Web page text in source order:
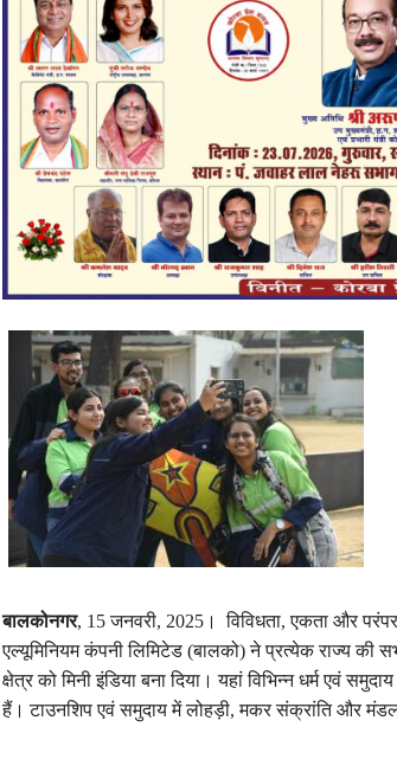
बालकोनगर, 15 जनवरी, 2025। विविधता, एकता और
एल्यूमिनियम कंपनी लिमिटेड (बालको) ने प्रत्येक राज्य की
क्षेत्र को मिनी इंडिया बना दिया। यहां विभिन्न धर्म एवं
हैं। टाउनशिप एवं समुदाय में लोहड़ी, मकर संक्रांति और